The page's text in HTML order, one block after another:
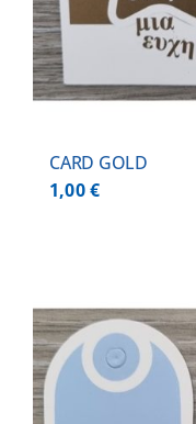
CARD GOLD
1,00€